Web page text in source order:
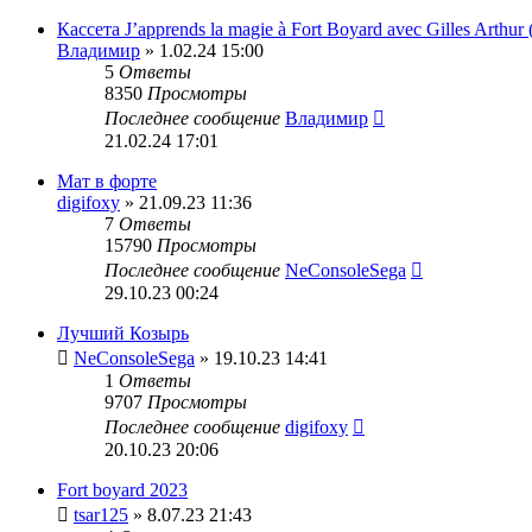
Кассета J’apprends la magie à Fort Boyard avec Gilles Arthur
Владимир » 1.02.24 15:00
5 Ответы
8350 Просмотры
Последнее сообщение Владимир
21.02.24 17:01
Мат в форте
digifoxy » 21.09.23 11:36
7 Ответы
15790 Просмотры
Последнее сообщение NeConsoleSega
29.10.23 00:24
Лучший Козырь
NeConsoleSega » 19.10.23 14:41
1 Ответы
9707 Просмотры
Последнее сообщение digifoxy
20.10.23 20:06
Fort boyard 2023
tsar125 » 8.07.23 21:43